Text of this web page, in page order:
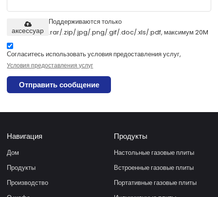
Поддерживаются только
.rar/.zip/.jpg/.png/.gif/.doc/.xls/.pdf, максимум 20M
аксессуар
Согласитесь использовать условия предоставления услуг,
Условия предоставления услуг
Отправить сообщение
Навигация
Дом
Продукты
Производство
Продукты
Настольные газовые плиты
Встроенные газовые плиты
Портативные газовые плиты